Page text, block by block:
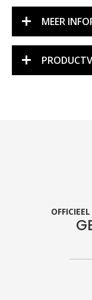
MEER